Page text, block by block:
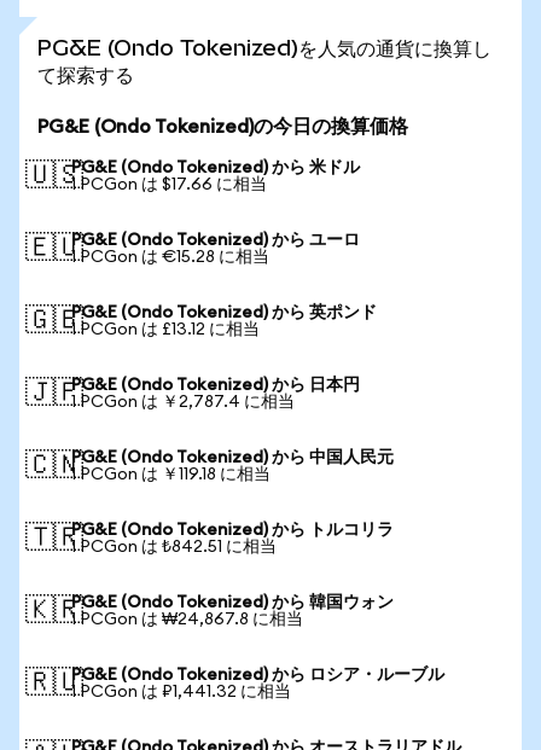
PG&E (Ondo Tokenized)を人気の通貨に換算し
て探索する
PG&E (Ondo Tokenized)の今日の換算価格
🇺🇸PG&E (Ondo Tokenized) から 米ドル
1 PCGon は $17.66 に相当
🇪🇺PG&E (Ondo Tokenized) から ユーロ
1 PCGon は €15.28 に相当
🇬🇧PG&E (Ondo Tokenized) から 英ポンド
1 PCGon は £13.12 に相当
🇯🇵PG&E (Ondo Tokenized) から 日本円
1 PCGon は ￥2,787.4 に相当
🇨🇳PG&E (Ondo Tokenized) から 中国人民元
1 PCGon は ￥119.18 に相当
🇹🇷PG&E (Ondo Tokenized) から トルコリラ
1 PCGon は ₺842.51 に相当
🇰🇷PG&E (Ondo Tokenized) から 韓国ウォン
1 PCGon は ₩24,867.8 に相当
🇷🇺PG&E (Ondo Tokenized) から ロシア・ルーブル
1 PCGon は ₽1,441.32 に相当